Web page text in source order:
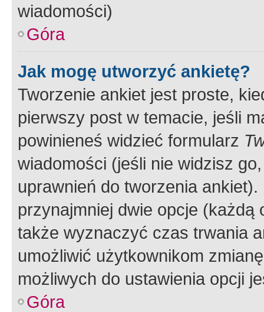
wiadomości)
Góra
Jak mogę utworzyć ankietę?
Tworzenie ankiet jest proste,
pierwszy post w temacie, jeśli
powinieneś widzieć formularz
wiadomości (jeśli nie widzisz
uprawnień do tworzenia
przynajmniej dwie opcje
także wyznaczyć czas trwania
umożliwić użytkownikom
możliwych do ustawienia opcji
Góra